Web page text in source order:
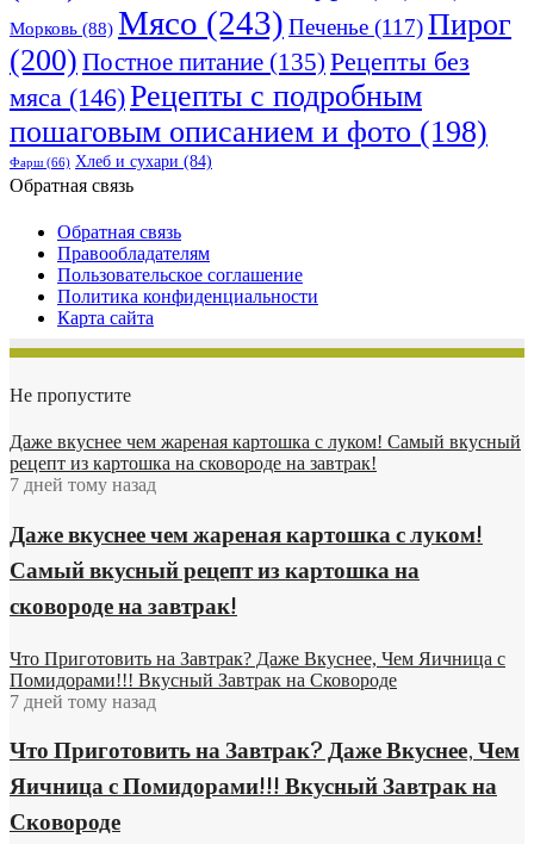
Морковь (88) Мясо (243) Печенье (117)Пирог
(200) Постное питание (135) Рецепты без
мяса (146)Рецепты с подробным
пошаговым описанием и фото (198)
Фарш(66) Хлеб и сухари (84)
Обратная связь
Обратная связь
Правообладателям
Пользовательское соглашение
Политика конфиденциальности
Карта сайта
Не пропустите
Даже вкуснее чем жареная картошка с луком! Самый вкусный
рецепт из картошка на сковороде на завтрак!
7 дней тому назад
Даже вкуснее чем жареная картошка с луком!
Самый вкусный рецепт из картошка на
сковороде на завтрак!
Что Приготовить на Завтрак? Даже Вкуснее, Чем Яичница с
Помидорами!!! Вкусный Завтрак на Сковороде
7 дней тому назад
Что Приготовить на Завтрак? Даже Вкуснее, Чем
Яичница с Помидорами!!! Вкусный Завтрак на
Сковороде